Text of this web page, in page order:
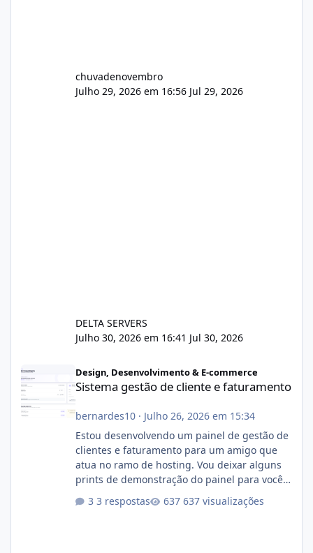
chuvadenovembro
Julho 29, 2026 em 16:56 Jul 29, 2026
DELTA SERVERS
Julho 30, 2026 em 16:41 Jul 30, 2026
Design, Desenvolvimento & E-commerce
Sistema gestão de cliente e faturamento
bernardes10· Julho 26, 2026 em 15:34
Estou desenvolvendo um painel de gestão de
clientes e faturamento para um amigo que
atua no ramo de hosting. Vou deixar alguns
prints de demonstração do painel para vocês
com cerca de 80% concluído e conta com
3 respostas 637 visualizações